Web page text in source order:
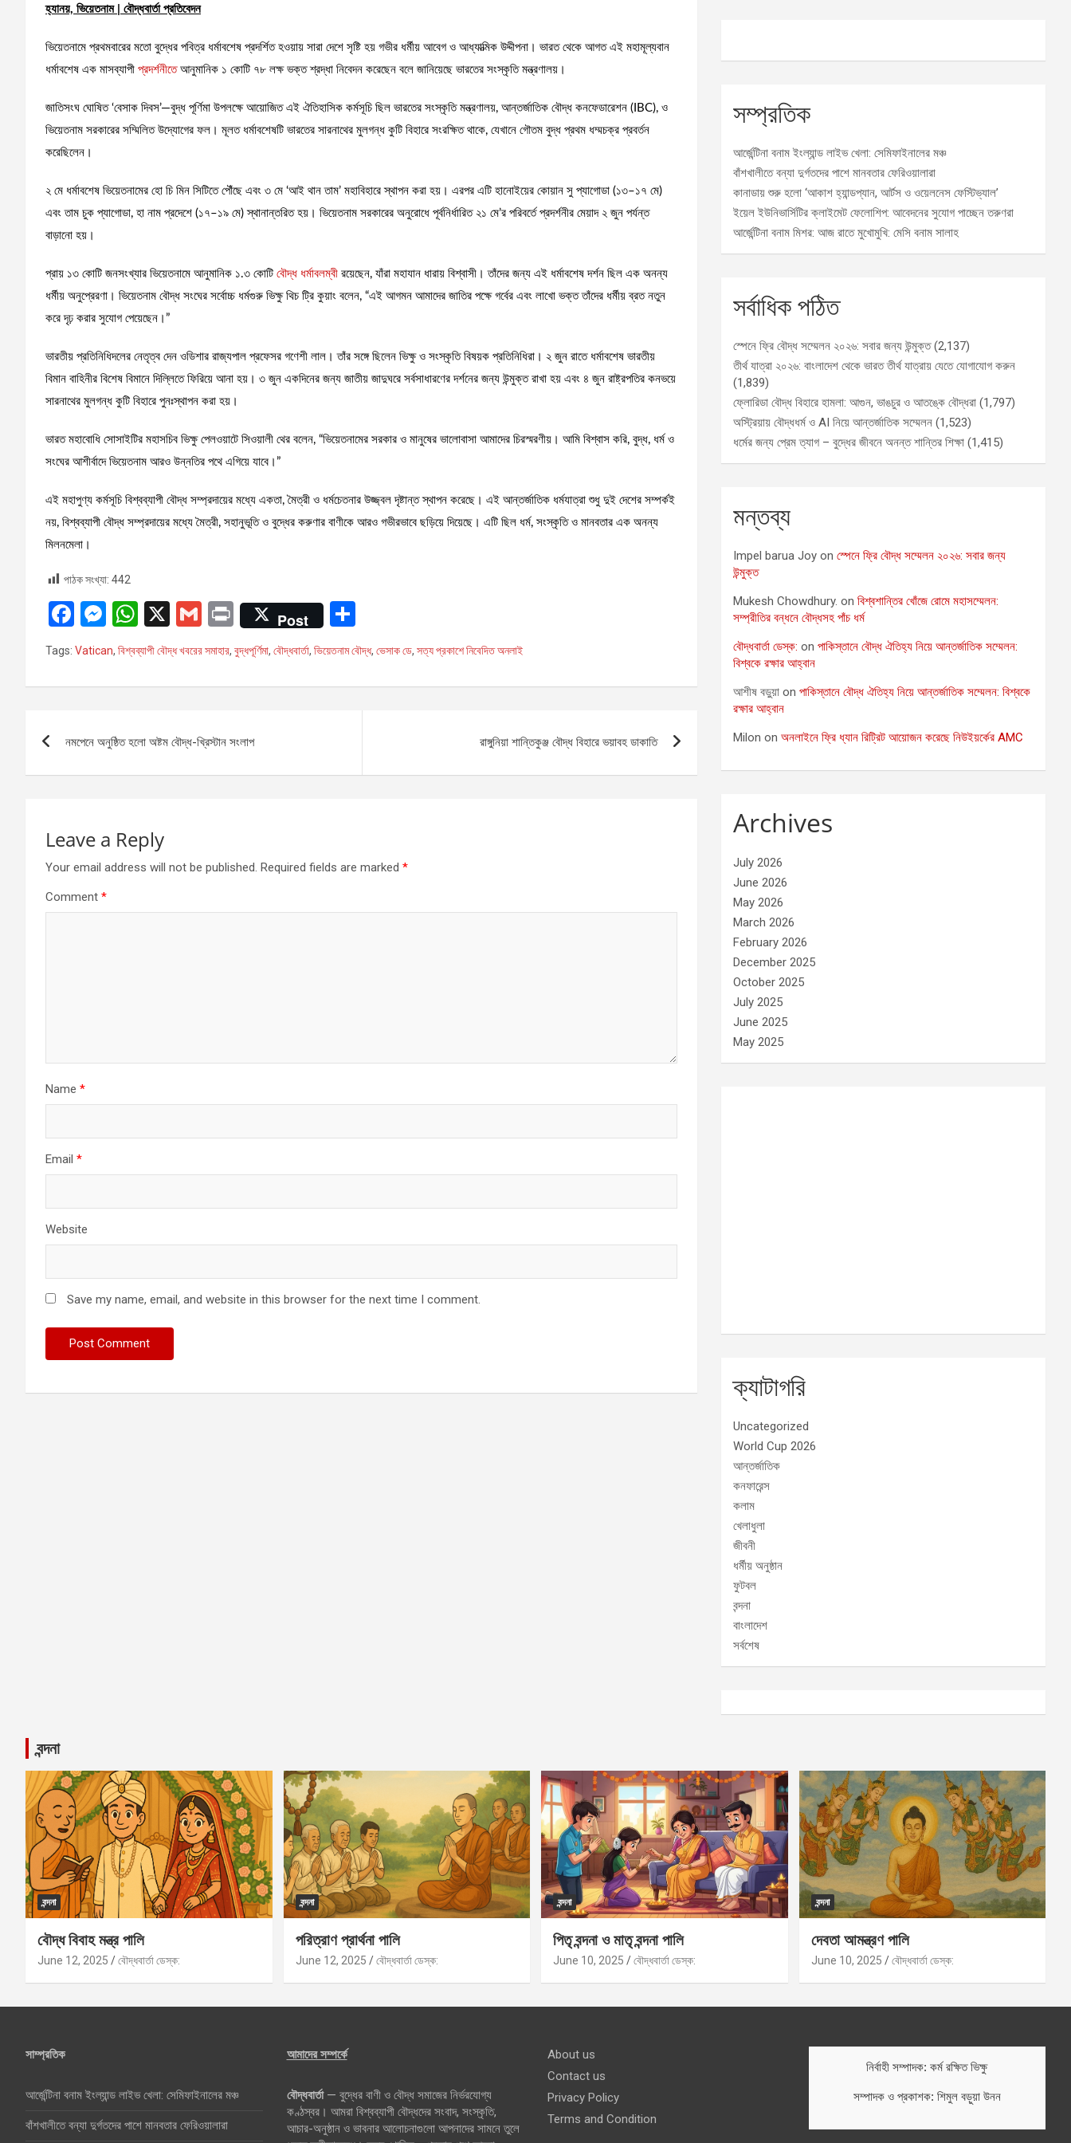
হ্যানয়, ভিয়েতনাম | বৌদ্ধবার্তা প্রতিবেদন
ভিয়েতনামে প্রথমবারের মতো বুদ্ধের পবিত্র ধর্মাবশেষ প্রদর্শিত হওয়ায় সারা দেশে সৃষ্টি হয় গভীর ধর্মীয় আবেগ ও আধ্যাত্মিক উদ্দীপনা। ভারত থেকে আগত এই মহামূল্যবান
ধর্মাবশেষ এক মাসব্যাপী প্রদর্শনীতেআনুমানিক ১ কোটি ৭৮ লক্ষ ভক্ত শ্রদ্ধা নিবেদন করেছেন বলে জানিয়েছে ভারতের সংস্কৃতি মন্ত্রণালয়।
জাতিসংঘ ঘোষিত ‘বেসাক দিবস’—বুদ্ধ পূর্ণিমা উপলক্ষে আয়োজিত এই ঐতিহাসিক কর্মসূচি ছিল ভারতের সংস্কৃতি মন্ত্রণালয়, আন্তর্জাতিক বৌদ্ধ কনফেডারেশন (IBC), ও
ভিয়েতনাম সরকারের সম্মিলিত উদ্যোগের ফল। মূলত ধর্মাবশেষটি ভারতের সারনাথের মুলগন্ধ কুটি বিহারে সংরক্ষিত থাকে, যেখানে গৌতম বুদ্ধ প্রথম ধম্মচক্র প্রবর্তন
করেছিলেন।
২ মে ধর্মাবশেষ ভিয়েতনামের হো চি মিন সিটিতে পৌঁছে এবং ৩ মে ‘আই থান তাম’ মহাবিহারে স্থাপন করা হয়। এরপর এটি হানোইয়ের কোয়ান সু প্যাগোডা (১৩–১৭ মে)
এবং তাম চুক প্যাগোডা, হা নাম প্রদেশে (১৭–১৯ মে) স্থানান্তরিত হয়। ভিয়েতনাম সরকারের অনুরোধে পূর্বনির্ধারিত ২১ মে’র পরিবর্তে প্রদর্শনীর মেয়াদ ২ জুন পর্যন্ত
বাড়ানো হয়।
প্রায় ১৩ কোটি জনসংখ্যার ভিয়েতনামে আনুমানিক ১.৩ কোটি বৌদ্ধ ধর্মাবলম্বী রয়েছেন, যাঁরা মহাযান ধারায় বিশ্বাসী। তাঁদের জন্য এই ধর্মাবশেষ দর্শন ছিল এক অনন্য
ধর্মীয় অনুপ্রেরণা। ভিয়েতনাম বৌদ্ধ সংঘের সর্বোচ্চ ধর্মগুরু ভিক্ষু থিচ ট্রি কুয়াং বলেন, “এই আগমন আমাদের জাতির পক্ষে গর্বের এবং লাখো ভক্ত তাঁদের ধর্মীয় ব্রত নতুন
করে দৃঢ় করার সুযোগ পেয়েছেন।”
ভারতীয় প্রতিনিধিদলের নেতৃত্ব দেন ওডিশার রাজ্যপাল প্রফেসর গণেশী লাল। তাঁর সঙ্গে ছিলেন ভিক্ষু ও সংস্কৃতি বিষয়ক প্রতিনিধিরা। ২ জুন রাতে ধর্মাবশেষ ভারতীয়
বিমান বাহিনীর বিশেষ বিমানে দিল্লিতে ফিরিয়ে আনা হয়। ৩ জুন একদিনের জন্য জাতীয় জাদুঘরে সর্বসাধারণের দর্শনের জন্য উন্মুক্ত রাখা হয় এবং ৪ জুন রাষ্ট্রপতির কনভয়ে
সারনাথের মুলগন্ধ কুটি বিহারে পুনঃস্থাপন করা হয়।
ভারত মহাবোধি সোসাইটির মহাসচিব ভিক্ষু পেলওয়াটে সিওয়ালী থের বলেন, “ভিয়েতনামের সরকার ও মানুষের ভালোবাসা আমাদের চিরস্মরণীয়। আমি বিশ্বাস করি, বুদ্ধ, ধর্ম ও
সংঘের আশীর্বাদে ভিয়েতনাম আরও উন্নতির পথে এগিয়ে যাবে।”
এই মহাপুণ্য কর্মসূচি বিশ্বব্যাপী বৌদ্ধ সম্প্রদায়ের মধ্যে একতা, মৈত্রী ও ধর্মচেতনার উজ্জ্বল দৃষ্টান্ত স্থাপন করেছে। এই আন্তর্জাতিক ধর্মযাত্রা শুধু দুই দেশের সম্পর্কই
নয়, বিশ্বব্যাপী বৌদ্ধ সম্প্রদায়ের মধ্যে মৈত্রী, সহানুভূতি ও বুদ্ধের করুণার বাণীকে আরও গভীরভাবে ছড়িয়ে দিয়েছে। এটি ছিল ধর্ম, সংস্কৃতি ও মানবতার এক অনন্য
মিলনমেলা।
পাঠক সংখ্যা: 442
F
a
ce
b
o
k
M
es
se
n
er
W
h
at
s
p
p
X
G
m
ail
Pr
t
Post
h
ar
e
Tags: Vatican, বিশ্বব্যাপী বৌদ্ধ খবরের সমাহার, বুদ্ধপূর্ণিমা, বৌদ্ধবার্তা, ভিয়েতনাম বৌদ্ধ, ভেসাক ডে, সত্য প্রকাশে নিবেদিত অনলাই
Post
navigation
নমপেনে অনুষ্ঠিত হলো অষ্টম বৌদ্ধ-খ্রিস্টান সংলাপ রাঙ্গুনিয়া শান্তিকুঞ্জ বৌদ্ধ বিহারে ভয়াবহ ডাকাতি
Leave a Reply
Your email address will not be published. Required fields are marked *
Comment *
Name *
Email *
Website
Save my name, email, and website in this browser for the next time I comment.
সম্প্রতিক
আর্জেন্টিনা বনাম ইংল্যান্ড লাইভ খেলা: সেমিফাইনালের মঞ্চ
বাঁশখালীতে বন্যা দুর্গতদের পাশে মানবতার ফেরিওয়ালারা
কানাডায় শুরু হলো ‘আকাশ হ্যান্ডপ্যান, আর্টস ও ওয়েলনেস ফেস্টিভ্যাল’
ইয়েল ইউনিভার্সিটির ক্লাইমেট ফেলোশিপ: আবেদনের সুযোগ পাচ্ছেন তরুণরা
আর্জেন্টিনা বনাম মিশর: আজ রাতে মুখোমুখি: মেসি বনাম সালাহ
সর্বাধিক পঠিত
স্পেনে ফ্রি বৌদ্ধ সম্মেলন ২০২৬: সবার জন্য উন্মুক্ত (2,137)
তীর্থ যাত্রা ২০২৬: বাংলাদেশ থেকে ভারত তীর্থ যাত্রায় যেতে যোগাযোগ করুন
(1,839)
ফ্লোরিডা বৌদ্ধ বিহারে হামলা: আগুন, ভাঙচুর ও আতঙ্কে বৌদ্ধরা (1,797)
অস্ট্রিয়ায় বৌদ্ধধর্ম ও AI নিয়ে আন্তর্জাতিক সম্মেলন (1,523)
ধর্মের জন্য প্রেম ত্যাগ – বুদ্ধের জীবনে অনন্ত শান্তির শিক্ষা (1,415)
মন্তব্য
Impel barua Joy onস্পেনে ফ্রি বৌদ্ধ সম্মেলন ২০২৬: সবার জন্য
উন্মুক্ত
Mukesh Chowdhury. onবিশ্বশান্তির খোঁজে রোমে মহাসম্মেলন:
সম্প্রীতির বন্ধনে বৌদ্ধসহ পাঁচ ধর্ম
বৌদ্ধবার্তা ডেস্ক: onপাকিস্তানে বৌদ্ধ ঐতিহ্য নিয়ে আন্তর্জাতিক সম্মেলন:
বিশ্বকে রক্ষার আহ্বান
আশীষ বড়ুয়া onপাকিস্তানে বৌদ্ধ ঐতিহ্য নিয়ে আন্তর্জাতিক সম্মেলন: বিশ্বকে
রক্ষার আহ্বান
Milon onঅনলাইনে ফ্রি ধ্যান রিট্রিট আয়োজন করেছে নিউইয়র্কের AMC
Archives
July 2026
June 2026
May 2026
March 2026
February 2026
December 2025
October 2025
July 2025
June 2025
May 2025
ক্যাটাগরি
Uncategorized
World Cup 2026
আন্তর্জাতিক
কনফারেন্স
কলাম
খেলাধুলা
জীবনী
ধর্মীয় অনুষ্ঠান
ফুটবল
বন্দনা
বাংলাদেশ
সর্বশেষ
বন্দনা
বন্দনা
বৌদ্ধ বিবাহ মন্ত্র পালি
June 12, 2025 বৌদ্ধবার্তা ডেস্ক:
বন্দনা
পরিত্রাণ প্রার্থনা পালি
June 12, 2025 বৌদ্ধবার্তা ডেস্ক:
বন্দনা
পিতৃ বন্দনা ও মাতৃ বন্দনা পালি
June 10, 2025 বৌদ্ধবার্তা ডেস্ক:
বন্দনা
দেবতা আমন্ত্রণ পালি
June 10, 2025 বৌদ্ধবার্তা ডেস্ক:
সাম্প্রতিক
আর্জেন্টিনা বনাম ইংল্যান্ড লাইভ খেলা: সেমিফাইনালের মঞ্চ
বাঁশখালীতে বন্যা দুর্গতদের পাশে মানবতার ফেরিওয়ালারা
আমাদের সম্পর্কে
বৌদ্ধবার্তা— বুদ্ধের বাণী ও বৌদ্ধ সমাজের নির্ভরযোগ্য
কণ্ঠস্বর। আমরা বিশ্বব্যাপী বৌদ্ধদের সংবাদ, সংস্কৃতি,
আচার-অনুষ্ঠান ও ভাবনার আলোচনাগুলো আপনাদের সামনে তুলে
About us
Contact us
Privacy Policy
Terms and Condition
নির্বাহী সম্পাদক: কর্ম রক্ষিত ভিক্ষু
সম্পাদক ও প্রকাশক: শিমুল বড়ুয়া উনন